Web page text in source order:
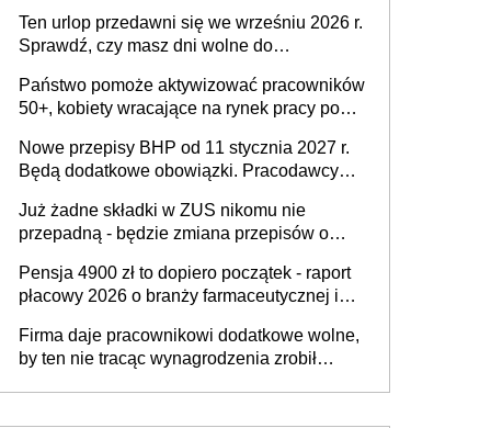
pracodawców [WYWIAD]
Ten urlop przedawni się we wrześniu 2026 r.
Sprawdź, czy masz dni wolne do
Państwo pomoże aktywizować pracowników
50+, kobiety wracające na rynek pracy po
osoby neuroatypowe. Powstanie Fundusz
na rzecz Inkluzywności w Zatrudnianiu?
Nowe przepisy BHP od 11 stycznia 2027 r.
Będą dodatkowe obowiązki. Pracodawcy
Już żadne składki w ZUS nikomu nie
przepadną - będzie zmiana przepisów o
ubezpieczeniom społecznym
Pensja 4900 zł to dopiero początek - raport
płacowy 2026 o branży farmaceutycznej i
Firma daje pracownikowi dodatkowe wolne,
by ten nie tracąc wynagrodzenia zrobił